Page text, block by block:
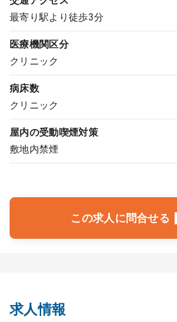
クリニック開業
DtoDとは
お問合せ
採用をお考えの医療機関の方
最寄り駅より徒歩3分
医療機関区分
クリニック
病床数
クリニック
屋内の受動喫煙対策
敷地内禁煙
この求人に問合せる
求人情報